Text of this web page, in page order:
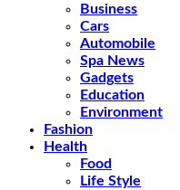
Business
Cars
Automobile
Spa News
Gadgets
Education
Environment
Fashion
Health
Food
Life Style